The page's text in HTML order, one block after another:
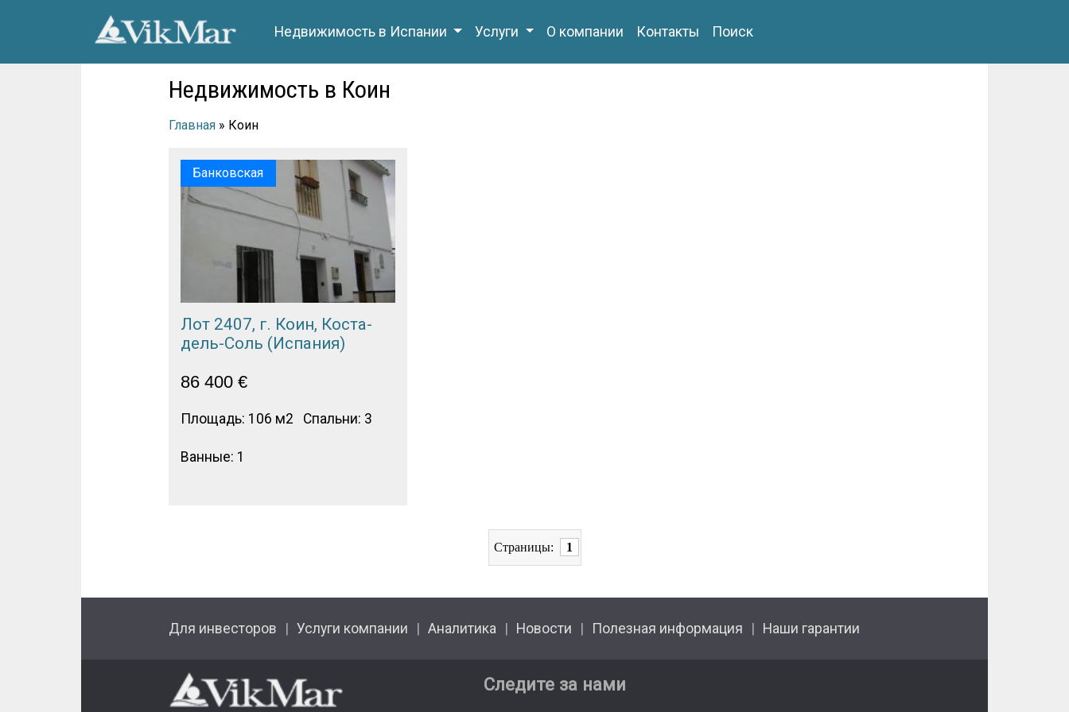
Недвижимость в Испании Услуги О компании Контакты Поиск
Недвижимость в Коин
Главная » Коин
Банковская
Лот 2407, г. Коин, Коста-
дель-Соль (Испания)
86 400 €
Площадь: 106 м2 Спальни: 3
Ванные: 1
Страницы: 1
Для инвесторов Услуги компании Аналитика Новости Полезная информация Наши гарантии
Следите за нами